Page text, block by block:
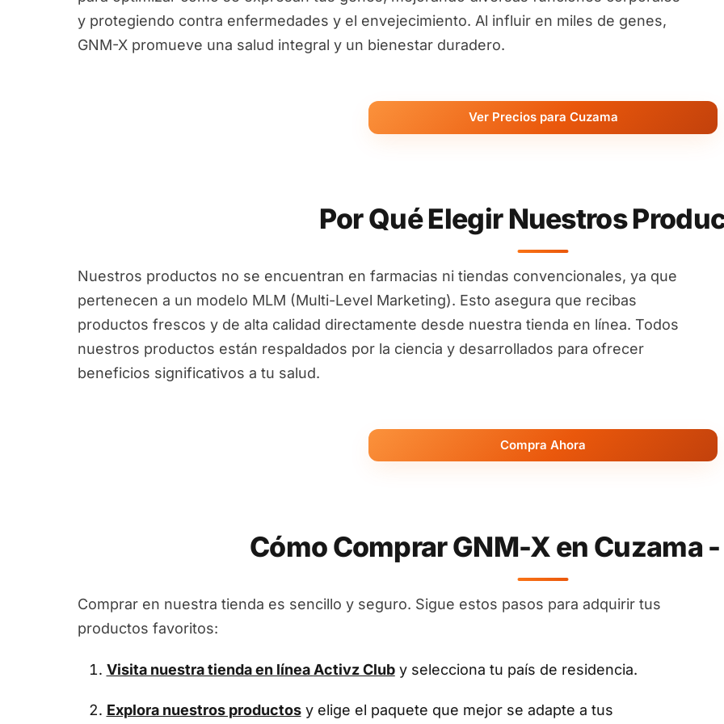
y protegiendo contra enfermedades y el envejecimiento. Al influir en miles de genes,
GNM-X promueve una salud integral y un bienestar duradero.
Ver Precios para Cuzama
Por Qué Elegir Nuestros
Nuestros productos no se encuentran en farmacias ni tiendas convencionales, ya que
pertenecen a un modelo MLM (Multi-Level Marketing). Esto asegura que recibas
productos frescos y de alta calidad directamente desde nuestra tienda en línea. Todos
nuestros productos están respaldados por la ciencia y desarrollados para ofrecer
beneficios significativos a tu salud.
Compra Ahora
Cómo Comprar GNM-X en Cuzama
Comprar en nuestra tienda es sencillo y seguro. Sigue estos pasos para adquirir tus
productos favoritos:
Visita nuestra tienda en línea Activz Cluby selecciona tu país de residencia.
Explora nuestros productosy elige el paquete que mejor se adapte a tus